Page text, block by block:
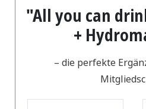
"All you can
+
– die perfekte